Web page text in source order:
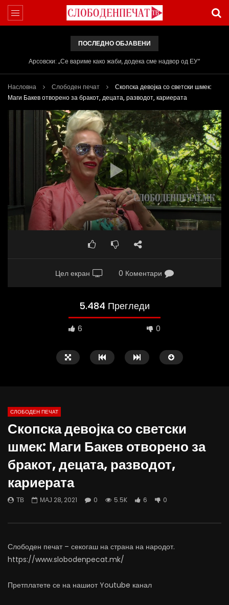
ПОСЛЕДНО ОБЈАВЕНИ
Вести на „Слободен Печат“ 05.08.2026
Насловна Слободен печат
Скопска девојка со светски шмек:
Маги Бакев отворено за бракот, децата, разводот, кариерата
Цел екран 0 Коментари
5.484 Прегледи
6 0
Вести на „Слободен Печат“
06.08.2026
АВГУСТ 6, 2026
0
883 10
Министерство за
СЛОБОДЕН ПЕЧАТ
Скопска девојка со светски
шмек: Маги Бакев отворено за
бракот, децата, разводот,
кариерата
ТВ МАЈ 28, 2021 0 5.5K 6 0
Слободен печат – секогаш на страна на народот.
https://www.slobodenpecat.mk/
Претплатете се на нашиот Youtube канал